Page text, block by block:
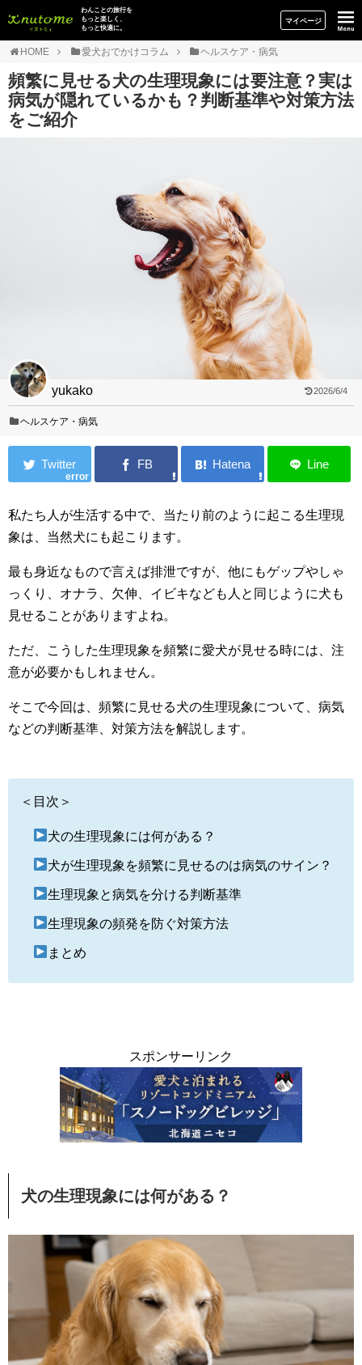
イヌトミィ
わんことの旅行を
もっと楽しく、
もっと快適に。
マイページ
HOME 愛犬おでかけコラム ヘルスケア・病気
頻繁に見せる犬の生理現象には要注意？実は
病気が隠れているかも？判断基準や対策方法
をご紹介
yukako 2026/6/4
ヘルスケア・病気
error
私たち人が生活する中で、当たり前のように起こる生理現
象は、当然犬にも起こります。
最も身近なもので言えば排泄ですが、他にもゲップやしゃ
っくり、オナラ、欠伸、イビキなども人と同じように犬も
見せることがありますよね。
ただ、こうした生理現象を頻繁に愛犬が見せる時には、注
意が必要かもしれません。
そこで今回は、頻繁に見せる犬の生理現象について、病気
などの判断基準、対策方法を解説します。
＜目次＞
犬の生理現象には何がある？
犬が生理現象を頻繁に見せるのは病気のサイン？
生理現象と病気を分ける判断基準
生理現象の頻発を防ぐ対策方法
まとめ
スポンサーリンク
犬の生理現象には何がある？